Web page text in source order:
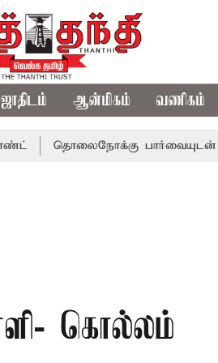
ஆன்மிகம் வணிகம்
தொலைநோக்கு பார்வையுடன் கூடிய
கொல்லம்